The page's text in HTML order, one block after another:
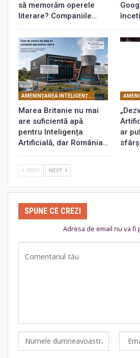
să memorăm operele
literare? Companiile…
AMENINȚAREA INTELIGENȚEI ARTIFICIALE
Marea Britanie nu mai
are suficientă apă
pentru Inteligența
Artificială, dar România…
ar
PREV NEXT
SPUNE CE CREZI
Adresa de email nu va fi